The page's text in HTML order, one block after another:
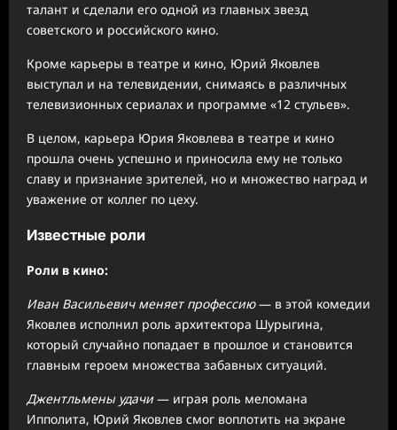
талант и сделали его одной из главных звезд
советского и российского кино.
Кроме карьеры в театре и кино, Юрий Яковлев
выступал и на телевидении, снимаясь в различных
телевизионных сериалах и программе «12 стульев».
В целом, карьера Юрия Яковлева в театре и кино
прошла очень успешно и приносила ему не только
славу и признание зрителей, но и множество наград и
уважение от коллег по цеху.
Известные роли
Роли в кино:
Иван Васильевич меняет профессию— в этой комедии
Яковлев исполнил роль архитектора Шурыгина,
который случайно попадает в прошлое и становится
главным героем множества забавных ситуаций.
Джентльмены удачи— играя роль меломана
Ипполита, Юрий Яковлев смог воплотить на экране